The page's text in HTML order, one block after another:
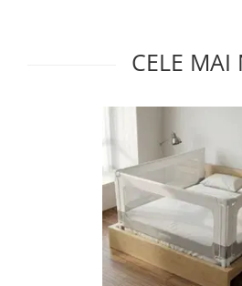
CELE MAI